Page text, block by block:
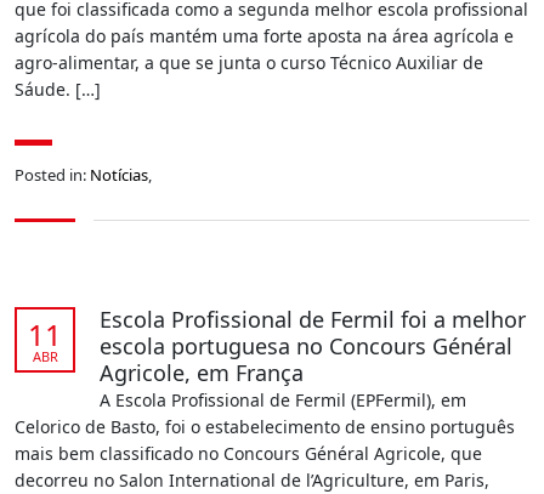
que foi classificada como a segunda melhor escola profissional
agrícola do país mantém uma forte aposta na área agrícola e
agro-alimentar, a que se junta o curso Técnico Auxiliar de
Sáude. […]
Posted in: Notícias,
11
ABR
Escola Profissional de Fermil foi a melhor
escola portuguesa no Concours Général
Agricole, em França
A Escola Profissional de Fermil (EPFermil), em
Celorico de Basto, foi o estabelecimento de ensino português
mais bem classificado no Concours Général Agricole, que
decorreu no Salon International de l’Agriculture, em Paris,